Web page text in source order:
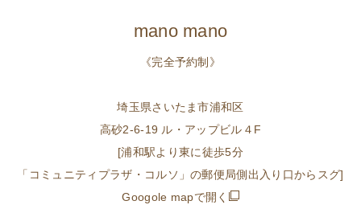
mano mano
《完全予約制》
埼玉県さいたま市浦和区
高砂2-6-19 ル・アップビル４F
[浦和駅より東に徒歩5分
「コミュニティプラザ・コルソ」の郵便局側出入り口からスグ]
Googole mapで開く